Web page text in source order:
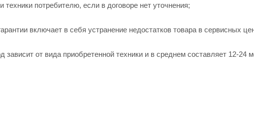
техники потребителю, если в договоре нет уточнения;
включает в себя устранение недостатков товара в сервисных
зависит от вида приобретенной техники и в среднем составляет 12-24